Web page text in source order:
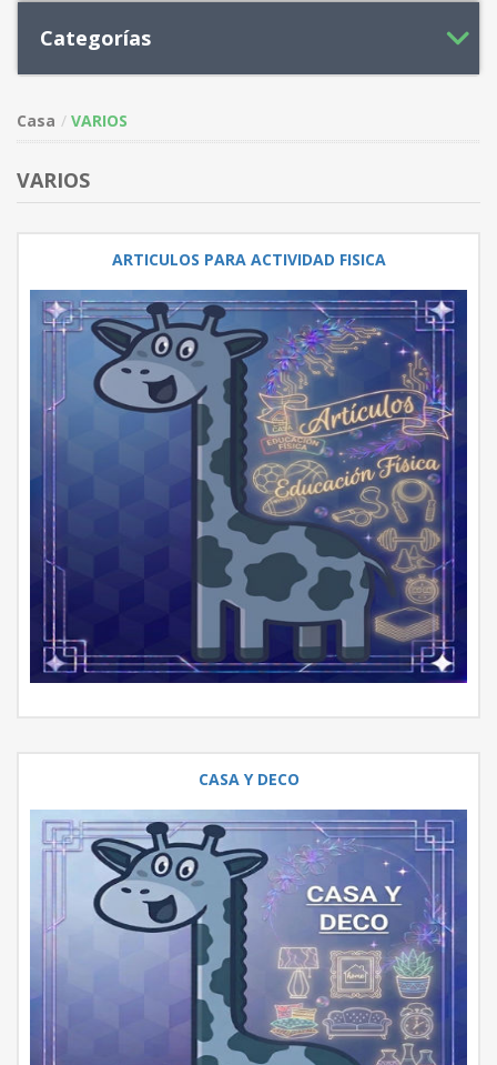
Categorías
Casa VARIOS
VARIOS
ARTICULOS PARA ACTIVIDAD FISICA
CASA Y DECO